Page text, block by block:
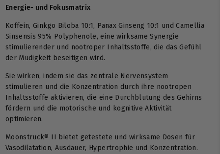
Energie- und Fokusmatrix
Koffein, Ginkgo Biloba 10:1, Panax Ginseng 10:1 und Camellia
Sinsensis 95% Polyphenole, eine wirksame Synergie
stimulierender und nootroper Inhaltsstoffe, die das Gefühl
der Müdigkeit beseitigen wird.
Sie wirken, indem sie das zentrale Nervensystem
stimulieren und die Konzentration durch ihre nootropen
Inhaltsstoffe aktivieren, die eine Durchblutung des Gehirns
fördern und die motorische und kognitive Aktivität
optimieren.
Moonstruck® II bietet getestete und wirksame Dosen für
Vasodilatation, Ausdauer, Hypertrophie und Konzentration.